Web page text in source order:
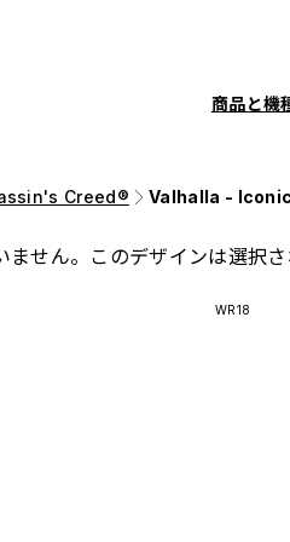
商品と機
Creed® Valhalla -
ません。このデザインは選択
WR18